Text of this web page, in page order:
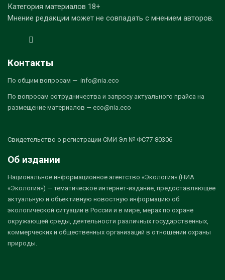
Категория материалов 18+
Мнение редакции может не совпадать с мнением авторов.
Контакты
По общим вопросам — info@nia.eco
По вопросам сотрудничества и запросу актуального прайса на
размещение материалов — eco@nia.eco
Свидетельство о регистрации СМИ Эл № ФС77-80306
Об издании
Национальное информационное агентство «Экология» (НИА
«Экология») — тематическое интернет-издание, предоставляющее
актуальную и объективную новостную информацию об
экологической ситуации в России и в мире, мерах по охране
окружающей среды, деятельности различных государственных,
коммерческих и общественных организаций в отношении охраны
природы.